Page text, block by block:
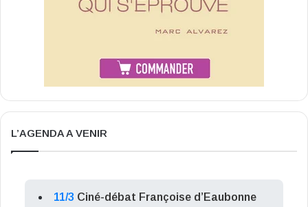
L’AGENDA A VENIR
11/3 Ciné-débat Françoise d’Eaubonne